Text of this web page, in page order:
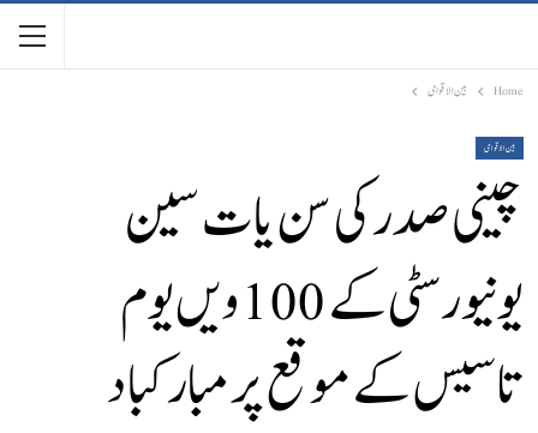
Home بین الاقوامی
بین الاقوامی
چینی صدر کی سن یات سین
یونیورسٹی کے 100 ویں یوم
تاسیس کے موقع پر مبارکباد